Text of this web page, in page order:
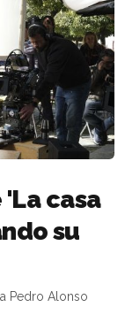
casa
su
Pedro Alonso